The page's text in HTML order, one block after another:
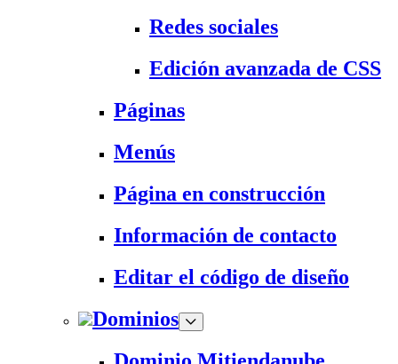
Redes sociales
Edición avanzada de CSS
Páginas
Menús
Página en construcción
Información de contacto
Editar el código de diseño
Dominios